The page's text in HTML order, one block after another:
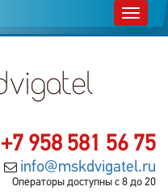
+7 958 581 56 75
info@mskdvigatel.ru
Операторы доступны с 8 до 20